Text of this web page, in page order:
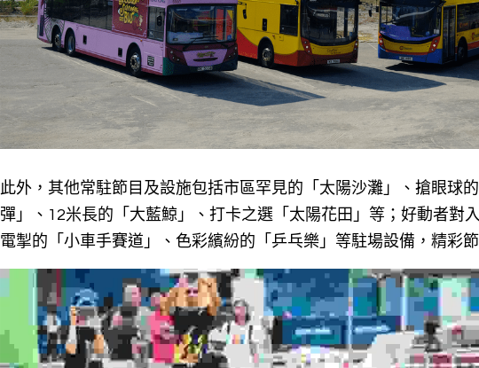
此外，其他常駐節目及設施包括市區罕見的「太陽沙灘」、搶眼球
彈」、12米長的「大藍鯨」、打卡之選「太陽花田」等；好動者對
電掣的「小車手賽道」、色彩繽紛的「乒乓樂」等駐場設備，精彩節